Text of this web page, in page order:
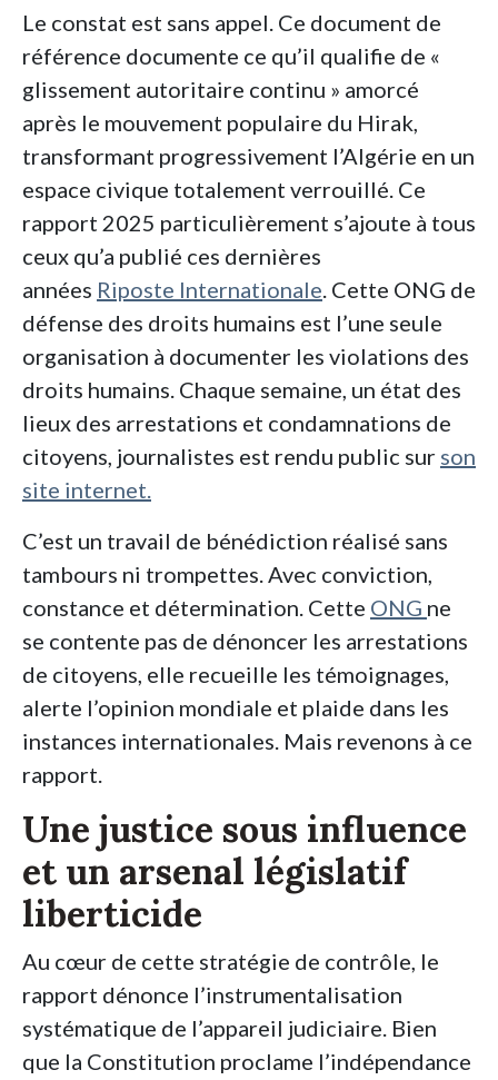
Le constat est sans appel. Ce document de
référence documente ce qu’il qualifie de «
glissement autoritaire continu » amorcé
après le mouvement populaire du Hirak,
transformant progressivement l’Algérie en un
espace civique totalement verrouillé. Ce
rapport 2025 particulièrement s’ajoute à tous
ceux qu’a publié ces dernières
années Riposte Internationale. Cette ONG de
défense des droits humains est l’une seule
organisation à documenter les violations des
droits humains. Chaque semaine, un état des
lieux des arrestations et condamnations de
citoyens, journalistes est rendu public sur son
site internet.
C’est un travail de bénédiction réalisé sans
tambours ni trompettes. Avec conviction,
constance et détermination. Cette ONG ne
se contente pas de dénoncer les arrestations
de citoyens, elle recueille les témoignages,
alerte l’opinion mondiale et plaide dans les
instances internationales. Mais revenons à ce
rapport.
Une justice sous influence
et un arsenal législatif
liberticide
Au cœur de cette stratégie de contrôle, le
rapport dénonce l’instrumentalisation
systématique de l’appareil judiciaire. Bien
que la Constitution proclame l’indépendance